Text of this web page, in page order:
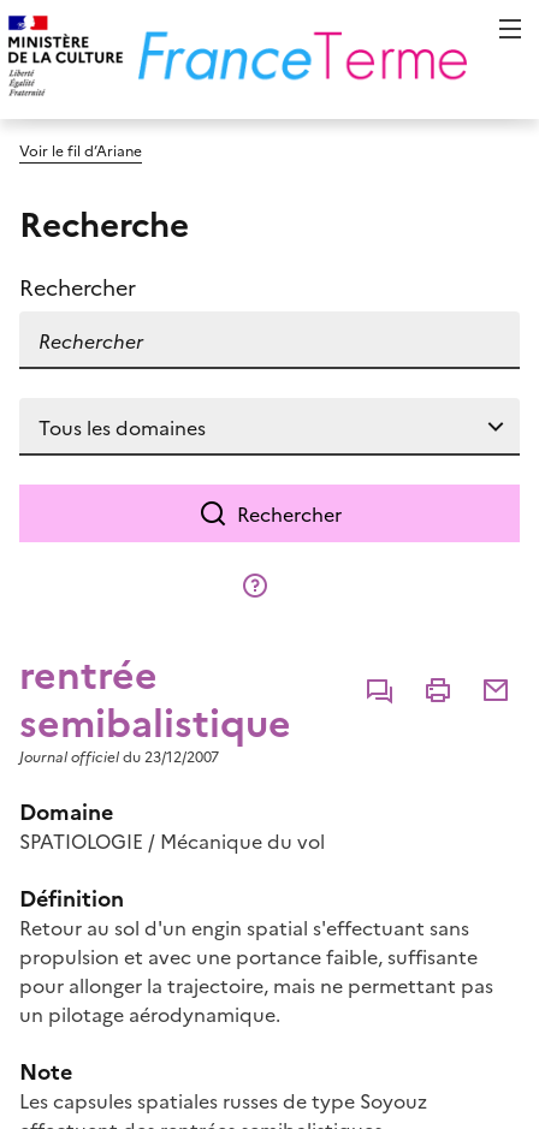
Voir le fil d’Ariane
Recherche
Rechercher
Rechercher
rentrée
semibalistique
CommenterImprimer
Journal officieldu 23/12/2007
Domaine
SPATIOLOGIE / Mécanique du vol
Définition
Retour au sol d'un engin spatial s'effectuant sans
propulsion et avec une portance faible, suffisante
pour allonger la trajectoire, mais ne permettant pas
un pilotage aérodynamique.
Note
Les capsules spatiales russes de type Soyouz